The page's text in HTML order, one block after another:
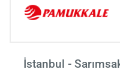
İstanbul -